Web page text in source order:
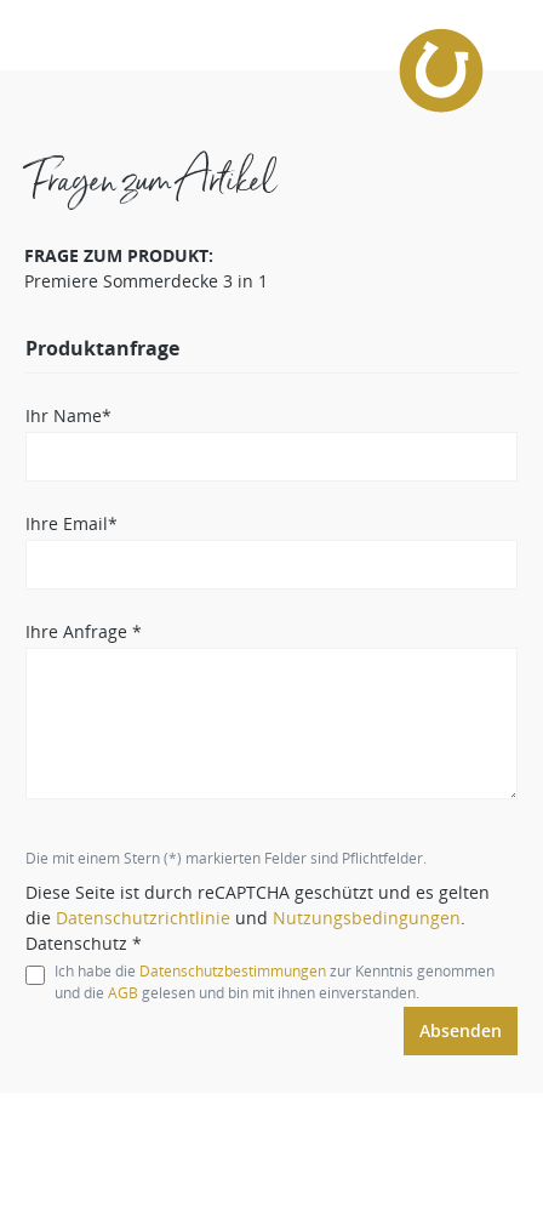
Fragen zum Artikel
FRAGE ZUM PRODUKT:
Premiere Sommerdecke 3 in 1
Produktanfrage
Ihr Name*
Ihre Email*
Ihre Anfrage *
Die mit einem Stern (*) markierten Felder sind Pflichtfelder.
Diese Seite ist durch reCAPTCHA geschützt und es gelten
die Datenschutzrichtlinie und Nutzungsbedingungen
Datenschutz *
Ich habe die Datenschutzbestimmungenzur Kenntnis genommen
und die AGB gelesen und bin mit ihnen einverstanden.
Absenden